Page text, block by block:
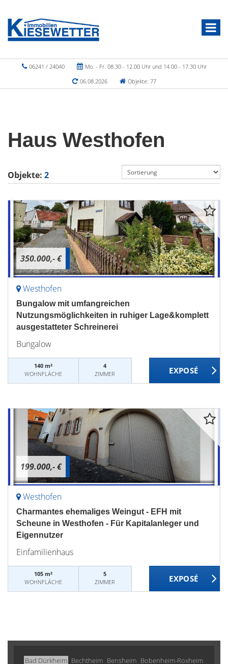
06241 / 24040
Mo. - Fr. 08.30 - 12.00 Uhr und 14.00 - 17.30 Uhr
06.08.2026
Objekte: 77
Haus Westhofen
Objekte: 2
350.000,- €
Westhofen
Bungalow mit umfangreichen
Nutzungsmöglichkeiten in ruhiger Lage&komplett
ausgestatteter Schreinerei
Bungalow
140 m²
WOHNFLÄCHE
4
ZIMMER
199.000,- €
Westhofen
Charmantes ehemaliges Weingut - EFH mit
Scheune in Westhofen - Für Kapitalanleger und
Eigennutzer
Einfamilienhaus
105 m²
WOHNFLÄCHE
5
ZIMMER
Bad Dürkheim Bechtheim Bensheim Bobenheim-Roxheim